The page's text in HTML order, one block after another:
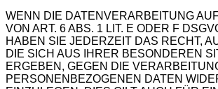
WENN DIE DATENVERARBEITUNG
VON ART. 6 ABS. 1 LIT. E ODER F
HABEN SIE JEDERZEIT DAS RECHT,
DIE SICH AUS IHRER BESONDEREN
ERGEBEN, GEGEN DIE
PERSONENBEZOGENEN DATEN